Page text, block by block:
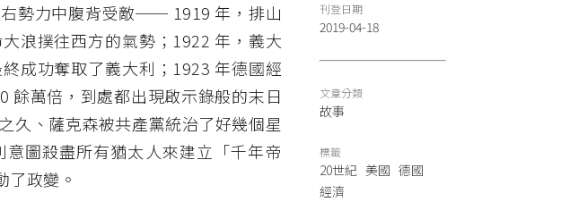
勢力中腹背受敵── 1919 年，排山
浪撲往西方的氣勢；1922 年，義大
成功奪取了義大利；1923 年德國經
餘萬倍，到處都出現啟示錄般的末日
久、薩克森被共產黨統治了好幾個星
圖殺盡所有猶太人來建立「千年帝
了政變。
刊登日期
2019-04-18
文章分類
故事
標籤
20世紀 美國 德國
經濟